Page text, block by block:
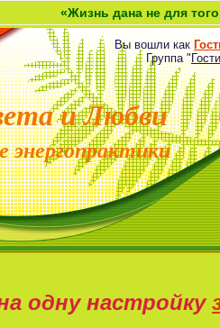
дана не для того, чтобы
Вы вошли как
Группа"Гости
и Любви
одну настройку